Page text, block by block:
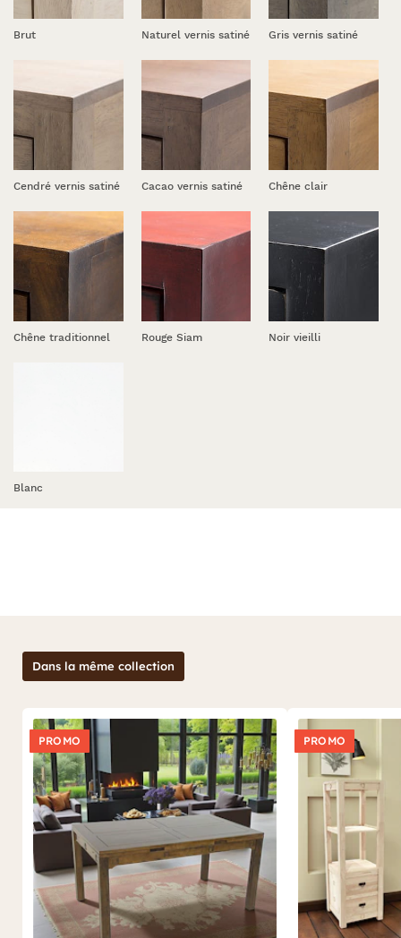
Brut Naturel vernis satiné Gris vernis satiné
Cendré vernis satiné Cacao vernis satiné Chêne clair
Chêne traditionnel Rouge Siam Noir vieilli
Blanc
Dans la même collection
PROMO PROMO